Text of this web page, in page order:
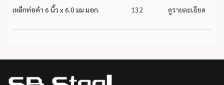
เหล็กท่อดำ 6 นิ้ว x 6.0 มม มอก. 132 ดูรายละเอียด